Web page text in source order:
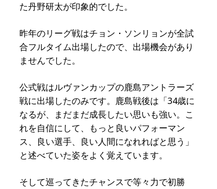
た丹野研太が印象的でした。
昨年のリーグ戦はチョン・ソンリョンが全試
合フルタイム出場したので、出場機会があり
ませんでした。
公式戦はルヴァンカップの鹿島アントラーズ
戦に出場したのみです。鹿島戦後は「34歳に
なるが、まだまだ成長したい思いも強い。こ
れを自信にして、もっと良いパフォーマン
ス、良い選手、良い人間になれればと思う」
と述べていた姿をよく覚えています。
そして巡ってきたチャンスで等々力で初勝